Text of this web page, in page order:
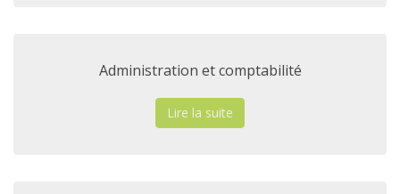
Administration et comptabilité
Lire la suite